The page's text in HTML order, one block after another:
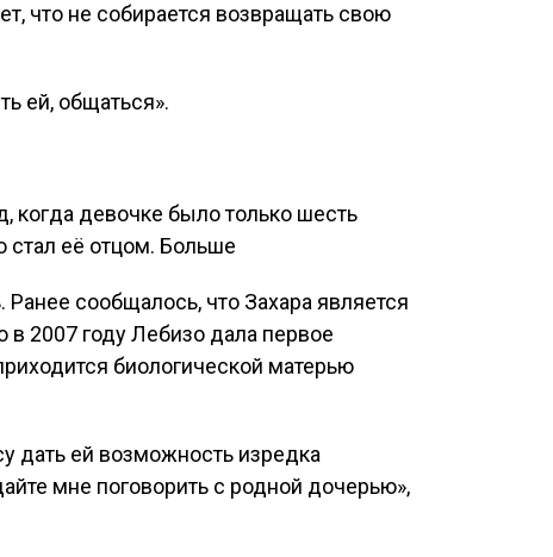
что не собирается возвращать свою
ей, общаться».
когда девочке было только шесть
стал её отцом. Больше
сообщалось, что Захара является
2007 году Лебизо дала первое
биологической матерью
дать ей возможность изредка
мне поговорить с родной дочерью»,